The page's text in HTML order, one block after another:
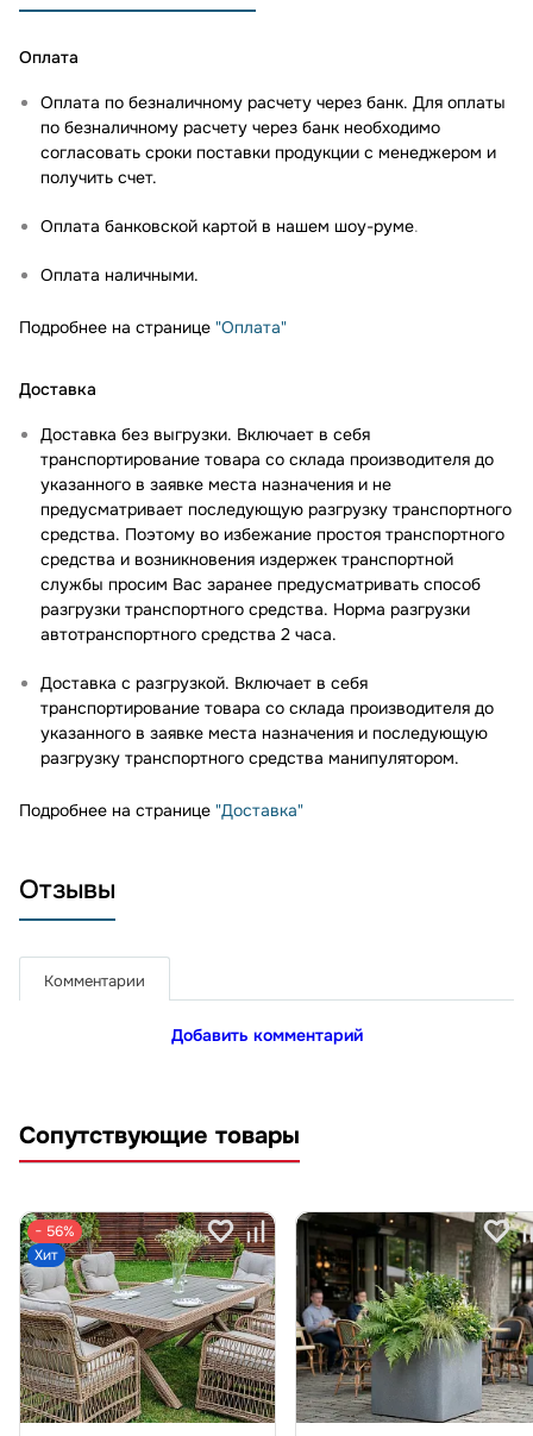
Оплата
Оплата по безналичному расчету через банк. Для оплаты
по безналичному расчету через банк необходимо
согласовать сроки поставки продукции с менеджером и
получить счет.
Оплата банковской картой в нашем шоу-руме.
Оплата наличными.
Подробнее на странице "Оплата"
Доставка
Доставка без выгрузки. Включает в себя
транспортирование товара со склада производителя до
указанного в заявке места назначения и не
предусматривает последующую разгрузку транспортного
средства. Поэтому во избежание простоя транспортного
средства и возникновения издержек транспортной
службы просим Вас заранее предусматривать способ
разгрузки транспортного средства. Норма разгрузки
автотранспортного средства 2 часа.
Доставка с разгрузкой. Включает в себя
транспортирование товара со склада производителя до
указанного в заявке места назначения и последующую
разгрузку транспортного средства манипулятором.
Подробнее на странице "Доставка"
Отзывы
Комментарии
Добавить комментарий
Сопутствующие товары
− 56%
Хит